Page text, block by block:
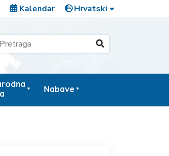
Kalendar
Nabave